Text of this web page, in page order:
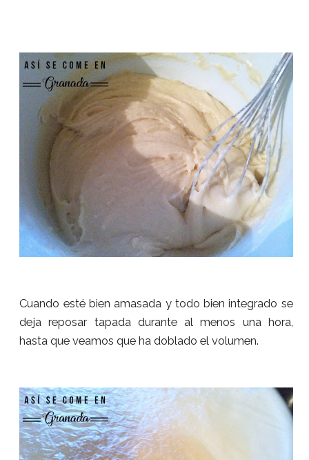
Cuando esté bien amasada y todo bien integrado se
deja reposar tapada durante al menos una hora,
hasta que veamos que ha doblado el volumen.